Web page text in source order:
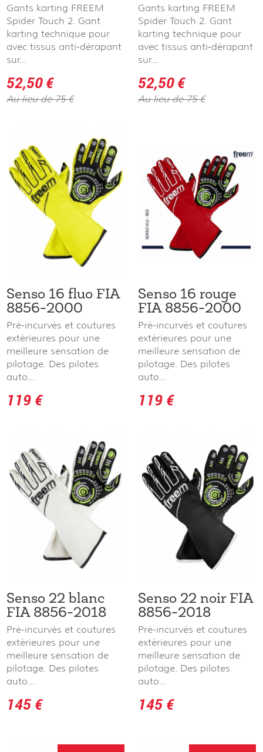
Gants karting FREEM
Spider Touch 2. Gant
karting technique pour
avec tissus anti-dérapant
sur...
52,50 €
Au lieu de 75 €
Gants karting FREEM
Spider Touch 2. Gant
karting technique pour
avec tissus anti-dérapant
sur...
52,50 €
Au lieu de 75 €
Senso 16 fluo FIA
8856-2000
Pré-incurvés et coutures
extérieures pour une
meilleure sensation de
pilotage. Des pilotes
auto...
119 €
Senso 16 rouge
FIA 8856-2000
Pré-incurvés et coutures
extérieures pour une
meilleure sensation de
pilotage. Des pilotes
auto...
119 €
Senso 22 blanc
FIA 8856-2018
Pré-incurvés et coutures
extérieures pour une
meilleure sensation de
pilotage. Des pilotes
auto...
145 €
Senso 22 noir FIA
8856-2018
Pré-incurvés et coutures
extérieures pour une
meilleure sensation de
pilotage. Des pilotes
auto...
145 €